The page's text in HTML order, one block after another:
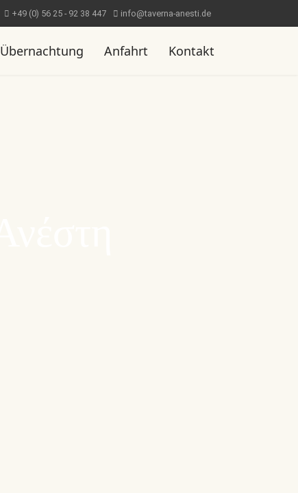
+49 (0) 56 25 - 92 38 447 info@taverna-anesti.de
Übernachtung Anfahrt Kontakt